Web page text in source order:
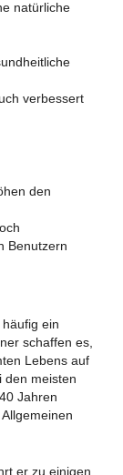
natürliche
verbessert
den
Benutzern
ein
schaffen es,
Lebens auf
den meisten
Jahren
er zu einigen